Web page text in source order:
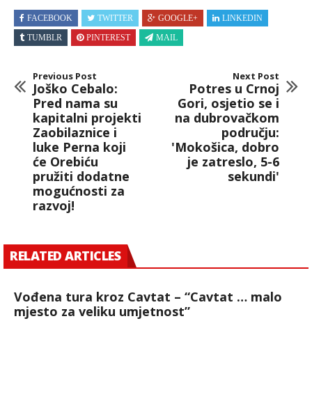
FACEBOOK TWITTER GOOGLE+
LINKEDIN
TUMBLR
PINTEREST MAIL
Previous Post
Joško Cebalo:
Pred nama su
kapitalni projekti
Zaobilaznice i
luke Perna koji
će Orebiću
pružiti dodatne
mogućnosti za
razvoj!
Next Post
Potres u Crnoj
Gori, osjetio se i
na dubrovačkom
području:
'Mokošica, dobro
je zatreslo, 5-6
sekundi'
RELATED ARTICLES
Vođena tura kroz Cavtat – “Cavtat … malo
mjesto za veliku umjetnost”